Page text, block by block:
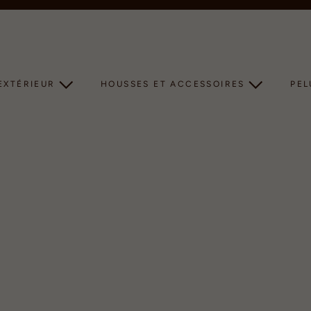
HOUSSES ET ACCESSOIRES